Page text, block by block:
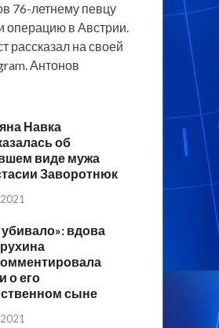
76-летнему певцу
операцию в Австрии.
рассказал на своей
Антонов
Навка
об
виде мужа
Заворотнюк
убивало»: вдова
о его
сыне